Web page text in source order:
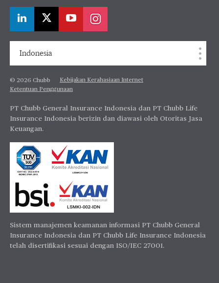
Indonesia
© 2026 Chubb
Kebijakan Kerahasiaan Internet
Ketentuan Penggunaan
PT Chubb General Insurance Indonesia dan PT Chubb Life
Insurance Indonesia berizin dan diawasi oleh Otoritas Jasa
Keuangan.
Sistem manajemen keamanan informasi PT Chubb General
Insurance Indonesia dan PT Chubb Life Insurance Indonesia
telah disertifikasi sesuai dengan ISO/IEC 27001.